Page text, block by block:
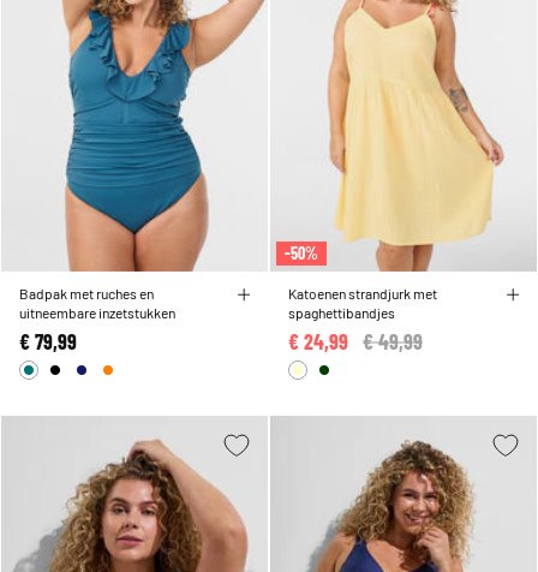
Badpak met ruches en
uitneembare inzetstukken
€ 79,99
-50%
Katoenen strandjurk met
spaghettibandjes
Price reduced from
€ 49,99
€ 24,99